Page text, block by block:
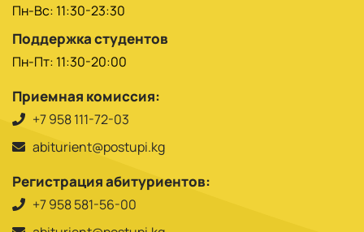
Пн-Вс: 11:30-23:30
Поддержка студентов
Пн-Пт: 11:30-20:00
Приемная комиссия:
+7 958 111-72-03
abiturient@postupi.kg
Регистрация абитуриентов:
+7 958 581-56-00